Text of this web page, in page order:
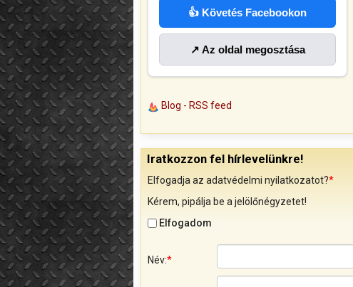
👍 Követés Facebookon
↗ Az oldal megosztása
Blog - RSS feed
Iratkozzon fel hírlevelünkre!
Elfogadja az adatvédelmi nyilatkozatot?*
Kérem, pipálja be a jelölőnégyzetet!
Elfogadom
Név:*